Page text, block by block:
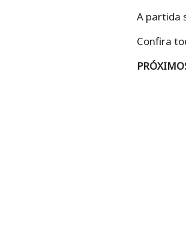
A partida
Confira